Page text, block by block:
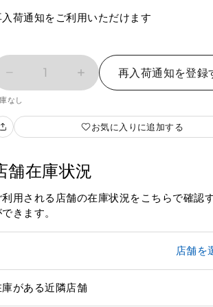
入荷通知をご利用いただけます
1 再入荷通知を登録
なし
お気に入りに追加する
舗在庫状況
利用される店舗の在庫状況をこちらで確認
きます。
店舗を
庫がある近隣店舗